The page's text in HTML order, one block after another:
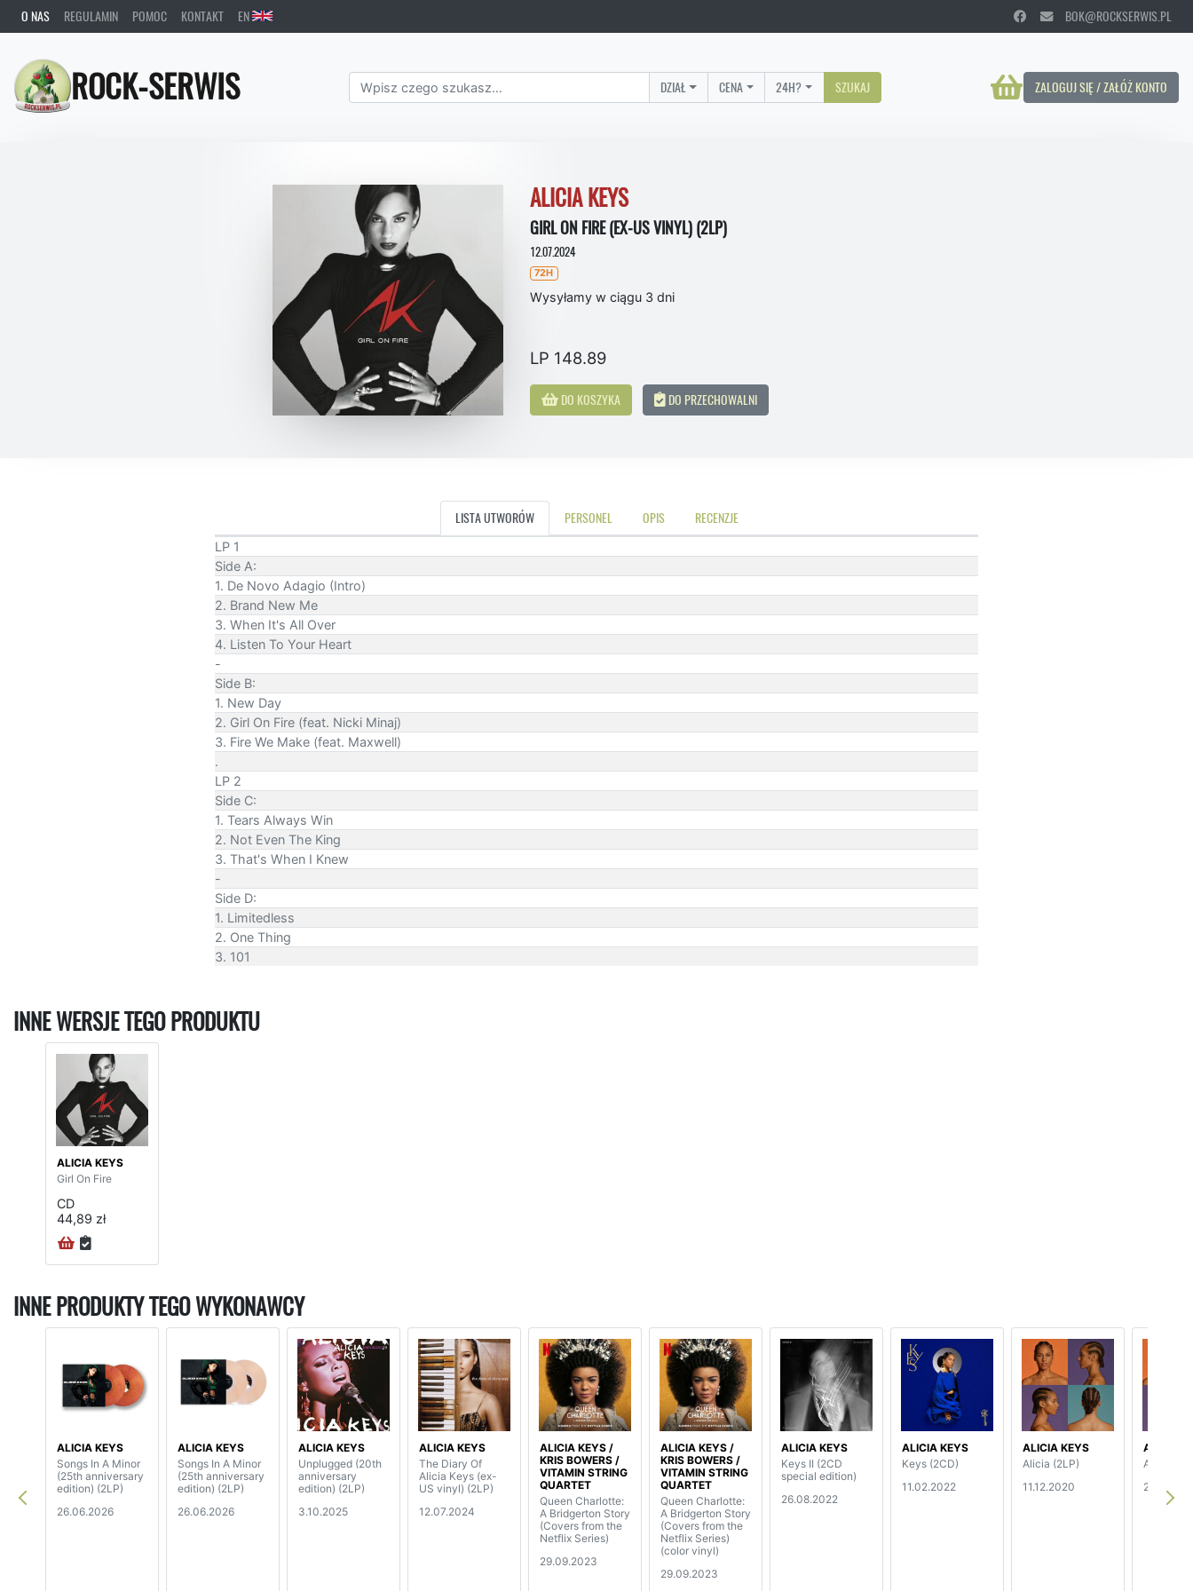
O NAS REGULAMIN POMOC KONTAKT EN BOK@ROCKSERWIS.PL
ROCK-SERWIS ZALOGUJ SIĘ / ZAŁÓŻ KONTO
DZIAŁ CENA 24H? SZUKAJ
ALICIA KEYS
GIRL ON FIRE (EX-US VINYL) (2LP)
12.07.2024
72H
Wysyłamy w ciągu 3 dni
LP 148.89
DO KOSZYKA DO PRZECHOWALNI
LISTA UTWORÓW PERSONEL OPIS RECENZJE
LP 1
Side A:
1. De Novo Adagio (Intro)
2. Brand New Me
3. When It's All Over
4. Listen To Your Heart
-
Side B:
1. New Day
2. Girl On Fire (feat. Nicki Minaj)
3. Fire We Make (feat. Maxwell)
.
LP 2
Side C:
1. Tears Always Win
2. Not Even The King
3. That's When I Knew
-
Side D:
1. Limitedless
2. One Thing
3. 101
INNE WERSJE TEGO PRODUKTU
ALICIA KEYS
Girl On Fire
CD
44,89 zł
INNE PRODUKTY TEGO WYKONAWCY
ALICIA KEYS
Songs In A Minor
(25th anniversary
edition) (2LP)
26.06.2026
ALICIA KEYS
Songs In A Minor
(25th anniversary
edition) (2LP)
26.06.2026
ALICIA KEYS
Unplugged (20th
anniversary
edition) (2LP)
3.10.2025
ALICIA KEYS
The Diary Of
Alicia Keys (ex-
US vinyl) (2LP)
12.07.2024
ALICIA KEYS /
KRIS BOWERS /
VITAMIN STRING
QUARTET
Queen Charlotte:
A Bridgerton Story
(Covers from the
Netflix Series)
29.09.2023
ALICIA KEYS /
KRIS BOWERS /
VITAMIN STRING
QUARTET
Queen Charlotte:
A Bridgerton Story
(Covers from the
Netflix Series)
(color vinyl)
29.09.2023
ALICIA KEYS
Keys II (2CD
special edition)
26.08.2022
ALICIA KEYS
Keys (2CD)
11.02.2022
ALICIA KEYS
Alicia (2LP)
11.12.2020
ALICIA
Alicia